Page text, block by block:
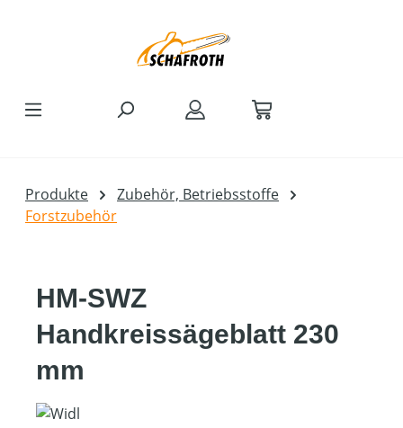
Produkte
Zubehör, Betriebsstoffe
Forstzubehör
HM-SWZ
Handkreissägeblatt 230
mm